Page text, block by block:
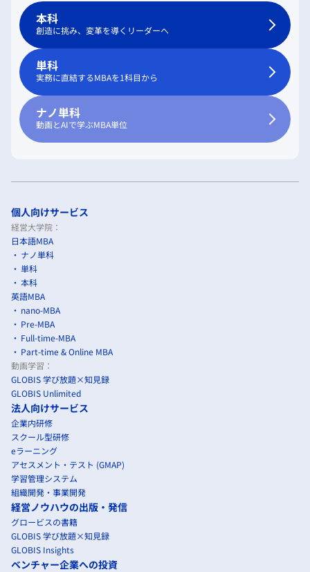
本科
創造に挑み、変革を導くリーダーへ
単科
実務に直結するMBAを1科目から
ナノ単科
動画とAIで学ぶMBA単位
個人向けサービス
経営大学院：
日本語MBA
ナノ単科
単科
本科
英語MBA
nano-MBA
Pre-MBA
Full-time-MBA
Part-time & Online MBA
動画学習：
GLOBIS 学び放題×知見録
GLOBIS Unlimited
法人向けサービス
企業内研修
スクール型研修
eラーニング
アセスメント・テスト (GMAP)
学習管理システム
組織開発・事業開発
経営ノウハウの出版・発信
グロービスの書籍
GLOBIS 学び放題×知見録
GLOBIS Insights
ベンチャー企業への投資